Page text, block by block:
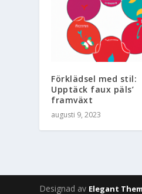
Förklädsel med stil:
Upptäck faux päls’
framväxt
augusti 9, 2023
Designad av Elegant